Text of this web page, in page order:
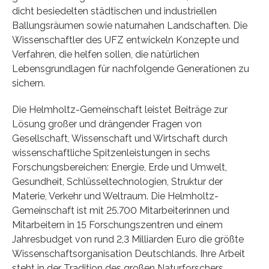
dicht besiedelten städtischen und industriellen
Ballungsräumen sowie naturnahen Landschaften. Die
Wissenschaftler des UFZ entwickeln Konzepte und
Verfahren, die helfen sollen, die natürlichen
Lebensgrundlagen für nachfolgende Generationen zu
sichern.
Die Helmholtz-Gemeinschaft leistet Beiträge zur
Lösung großer und drängender Fragen von
Gesellschaft, Wissenschaft und Wirtschaft durch
wissenschaftliche Spitzenleistungen in sechs
Forschungsbereichen: Energie, Erde und Umwelt,
Gesundheit, Schlüsseltechnologien, Struktur der
Materie, Verkehr und Weltraum. Die Helmholtz-
Gemeinschaft ist mit 25.700 Mitarbeiterinnen und
Mitarbeitern in 15 Forschungszentren und einem
Jahresbudget von rund 2,3 Milliarden Euro die größte
Wissenschaftsorganisation Deutschlands. Ihre Arbeit